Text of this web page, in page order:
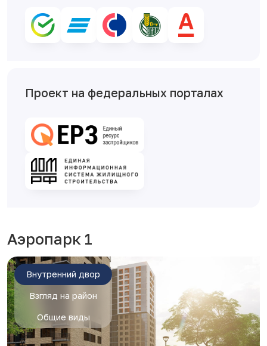
Проект на федеральных порталах
Аэропарк 1
Внутренний двор
Взгляд на район
Общие виды